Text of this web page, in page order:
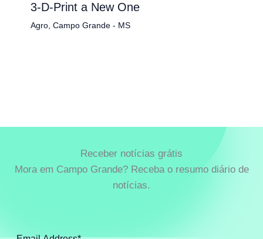
3-D-Print a New One
Agro, Campo Grande - MS
Receber notícias grátis
Mora em Campo Grande? Receba o resumo diário de
notícias.